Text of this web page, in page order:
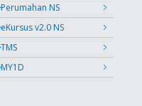
Perumahan NS
eKursus v2.0 NS
TMS
MY1D